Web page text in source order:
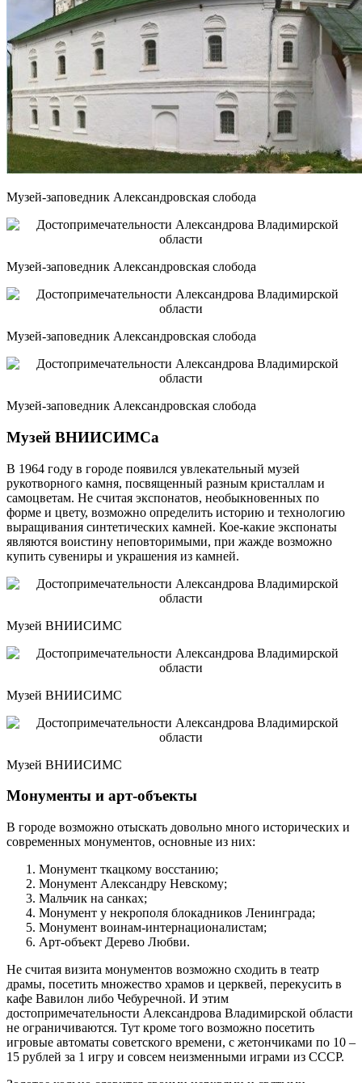
Музей-заповедник Александровская слобода
Музей-заповедник Александровская слобода
Музей-заповедник Александровская слобода
Музей-заповедник Александровская слобода
Музей ВНИИСИМСа
В 1964 году в городе появился увлекательный музей
рукотворного камня, посвященный разным кристаллам и
самоцветам. Не считая экспонатов, необыкновенных по
форме и цвету, возможно определить историю и технологию
выращивания синтетических камней. Кое-какие экспонаты
являются воистину неповторимыми, при жажде возможно
купить сувениры и украшения из камней.
Музей ВНИИСИМС
Музей ВНИИСИМС
Музей ВНИИСИМС
Монументы и арт-объекты
В городе возможно отыскать довольно много исторических и
современных монументов, основные из них:
Монумент ткацкому восстанию;
Монумент Александру Невскому;
Мальчик на санках;
Монумент у некрополя блокадников Ленинграда;
Монумент воинам-интернационалистам;
Арт-объект Дерево Любви.
Не считая визита монументов возможно сходить в театр
драмы, посетить множество храмов и церквей, перекусить в
кафе Вавилон либо Чебуречной. И этим
достопримечательности Александрова Владимирской области
не ограничиваются. Тут кроме того возможно посетить
игровые автоматы советского времени, с жетончиками по 10 –
15 рублей за 1 игру и совсем неизменными играми из СССР.